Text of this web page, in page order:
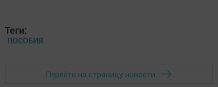
Теги:
ПОСОБИЯ
Перейти на страницу новости